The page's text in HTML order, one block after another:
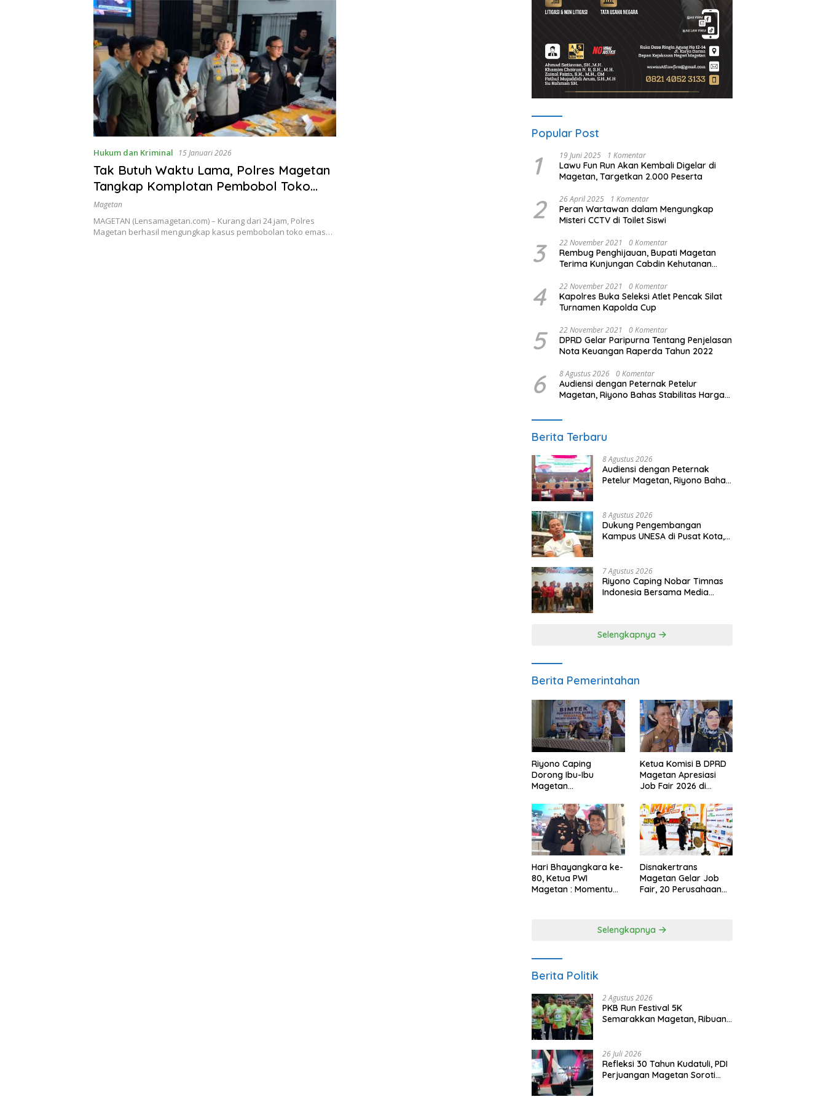
Hukum dan Kriminal 15 Januari 2026
Tak Butuh Waktu Lama, Polres Magetan
Tangkap Komplotan Pembobol Toko
Emas di Bendo
Magetan
MAGETAN (Lensamagetan.com) – Kurang dari 24 jam, Polres
Magetan berhasil mengungkap kasus pembobolan toko emas…
Popular Post
1 19 Juni 2025 1 Komentar
Lawu Fun Run Akan Kembali Digelar di
Magetan, Targetkan 2.000 Peserta
2 26 April 2025 1 Komentar
Peran Wartawan dalam Mengungkap
Misteri CCTV di Toilet Siswi
3 22 November 2021 0 Komentar
Rembug Penghijauan, Bupati Magetan
Terima Kunjungan Cabdin Kehutanan
4 22 November 2021 0 Komentar
Kapolres Buka Seleksi Atlet Pencak Silat
Turnamen Kapolda Cup
5 22 November 2021 0 Komentar
DPRD Gelar Paripurna Tentang Penjelasan
Nota Keuangan Raperda Tahun 2022
6 8 Agustus 2026 0 Komentar
Audiensi dengan Peternak Petelur
Magetan, Riyono Bahas Stabilitas Harga
Berita Terbaru
8 Agustus 2026
Audiensi dengan Peternak
Petelur Magetan, Riyono Bahas
8 Agustus 2026
Dukung Pengembangan
Kampus UNESA di Pusat Kota,
Magetan
7 Agustus 2026
Riyono Caping Nobar Timnas
Indonesia Bersama Media
Selengkapnya
Berita Pemerintahan
Riyono Caping
Dorong Ibu-Ibu
Magetan
Ikan, Perkuat Budaya
Gemar Makan Ikan
Ketua Komisi B DPRD
Magetan Apresiasi
Job Fair 2026 di
Anggaran
Hari Bhayangkara ke-
80, Ketua PWI
Magetan : Momentum
Disnakertrans
Magetan Gelar Job
Fair, 20 Perusahaan
Selengkapnya
Berita Politik
2 Agustus 2026
PKB Run Festival 5K
Semarakkan Magetan, Ribuan
26 Juli 2026
Refleksi 30 Tahun Kudatuli, PDI
Perjuangan Magetan Soroti